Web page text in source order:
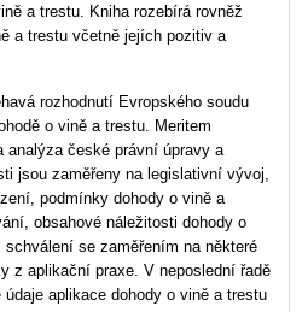
a trestu. Kniha rozebírá rovněž
a trestu včetně jejích pozitiv a
rozhodnutí Evropského soudu
o vině a trestu. Meritem
analýza české právní úpravy a
jsou zaměřeny na legislativní vývoj,
podmínky dohody o vině a
obsahové náležitosti dohody o
se zaměřením na některé
z aplikační praxe. V neposlední řadě
aplikace dohody o vině a trestu